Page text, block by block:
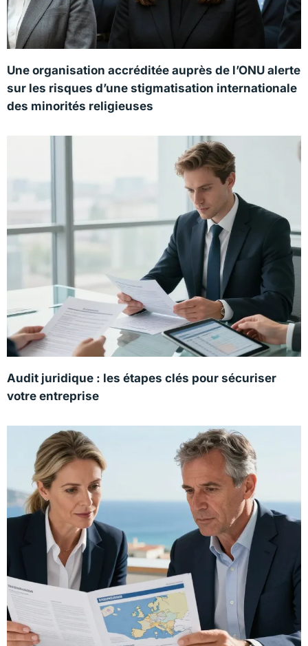
Une organisation accréditée auprès de l’ONU alerte
sur les risques d’une stigmatisation internationale
des minorités religieuses
Audit juridique : les étapes clés pour sécuriser
votre entreprise